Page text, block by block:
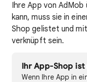
Ihre App von
kann, muss sie in
Shop gelistet und
verknüpft sein.
Ihr App-Shop
Wenn Ihre App in